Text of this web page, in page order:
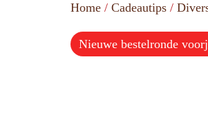
Home / Cadeautips /
Nieuwe bestelronde